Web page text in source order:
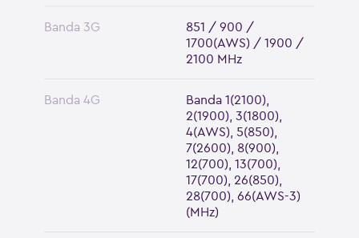
Banda 3G
851 / 900 /
1700(AWS) / 1900 /
2100 MHz
Banda 4G
Banda 1(2100),
2(1900), 3(1800),
4(AWS), 5(850),
7(2600), 8(900),
12(700), 13(700),
17(700), 26(850),
28(700), 66(AWS-3)
(MHz)